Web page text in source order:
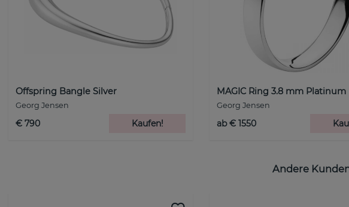
Offspring Bangle Silver
Georg Jensen
€ 790 Kaufen!
MAGIC Ring 3.8 mm Platinum
Georg Jensen
ab € 1550
Andere